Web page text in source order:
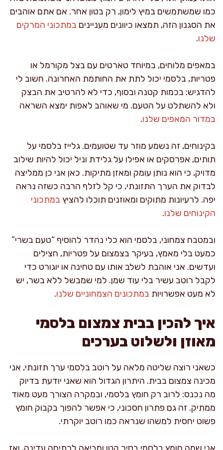
כמו שמשתמשים במיץ לימון, רק בטון אחר. אם אתם אוהבים
את הסגנון הזה, תמצאו כיוונים מעניינים במתכוני המרקים
שלנו.
במאפים מלוחים, במיוחד טארטים עם בצל מקורמל או
פטריות, בלסמי יכול לתת את החותמת האחרונה. חשוב לי
להדגיש: בכמות קטנה ובסוף, כדי לא להרטיב את הבצק
ולא להשתלט על הטעם. מי שאוהב לאפות ימצא השראה
במדור המאפים שלנו.
בקינוחים, זה נשמע מוזר עד שטועמים. גלייז בלסמי על
תותים, אפרסקים או אפילו על גלידת וניל יכול להיות שילוב
מדויק, כי הוא נותן עומק ומאזן מתיקות. כאן אני כן ממליצה
לבדוק את הערך התזונתי, כי קל לזלף הרבה כשזה נראה
יפה. לרעיונות מתוקים ומאוזנים תוכלו להציץ במתכוני
הקינוחים שלנו.
ובמטבח צמחוני, בלסמי הוא כלי נהדר להוסיף “טעם בשרי”
כמעט בלי מאמץ, בעיקר בצמצום על פטריות, חצילים
ועדשים. אני אוהבת לשלב אותו עם טחינה או יוגורט כדי
לקבל רוטב עשיר בלי עוד שמן. למי שמבשל ללא בשר, יש
לא מעט אפשרויות במתכונים הצמחוניים שלנו.
איך להכין בבית צמצום בלסמי
מאוזן ולשלוט בערכים
כשאני רוצה שליטה מלאה על רוטב בלסמי ערך תזונתי, אני
מכינה צמצום בבית. היתרון הגדול הוא שאני יודעת בדיוק
מה נכנס: לרוב רק חומץ בלסמי, ובמקרה הצורך מעט מאוד
ממתיק. זה גם פתרון חסכוני, כי אפשר להפוך בקבוק חומץ
פשוט יחסית למשהו שנראה כמו רוטב יוקרתי.